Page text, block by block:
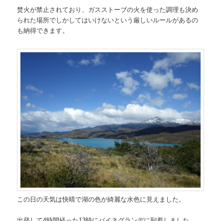
焚火が禁止されており、ガスストーブの火を使った調理も決め
られた場所でしかしてはいけないという厳しいルールがあるの
も納得できます。
この日の天気は快晴で湖の色が綺麗な水色に見えました。